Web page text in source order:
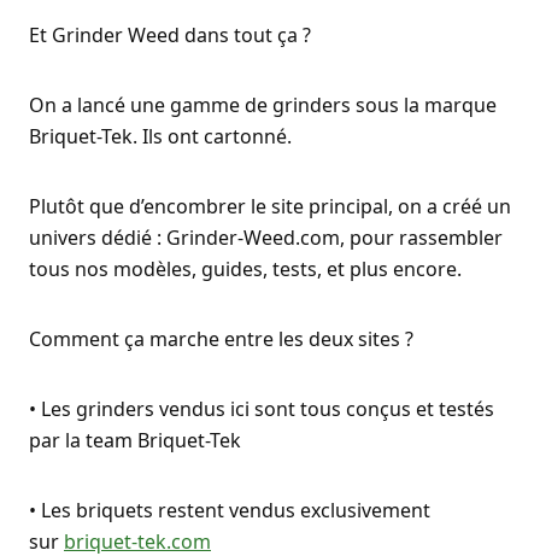
Et Grinder Weed dans tout ça ?
On a lancé une gamme de grinders sous la marque
Briquet-Tek. Ils ont cartonné.
Plutôt que d’encombrer le site principal, on a créé un
univers dédié : Grinder-Weed.com, pour rassembler
tous nos modèles, guides, tests, et plus encore.
Comment ça marche entre les deux sites ?
• Les grinders vendus ici sont tous conçus et testés
par la team Briquet-Tek
• Les briquets restent vendus exclusivement
sur briquet-tek.com